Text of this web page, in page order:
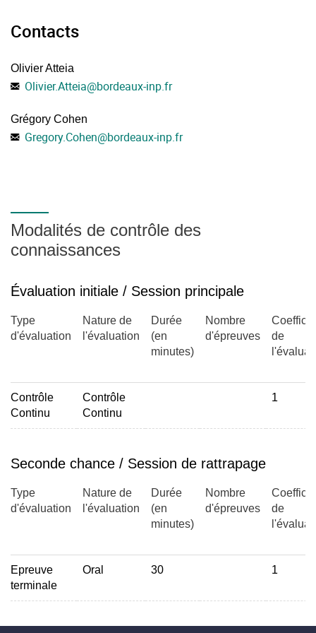
Contacts
Olivier Atteia
Olivier.Atteia@bordeaux-inp.fr
Grégory Cohen
Gregory.Cohen@bordeaux-inp.fr
Modalités de contrôle des
connaissances
Évaluation initiale / Session principale
Type
d'évaluation
Nature de
l'évaluation
Durée
(en
minutes)
Nombre
d'épreuves
de
Contrôle
Continu
Contrôle
Continu
1
Seconde chance / Session de rattrapage
Type
d'évaluation
Nature de
l'évaluation
Durée
(en
minutes)
Nombre
d'épreuves
de
Epreuve
terminale
Oral 30 1